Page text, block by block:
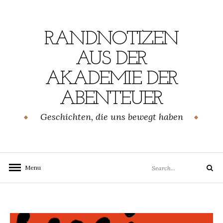
RANDNOTIZEN
AUS DER
AKADEMIE DER
ABENTEUER
Geschichten, die uns bewegt haben
Menu
for:
Search